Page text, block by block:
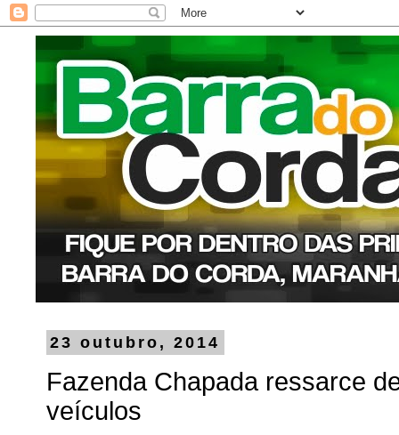
23 outubro, 2014
Fazenda Chapada ressarce
veículos